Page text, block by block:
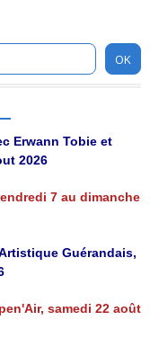
Erwann Tobie et
2026
7 au dimanche
Guérandais,
samedi 22 août